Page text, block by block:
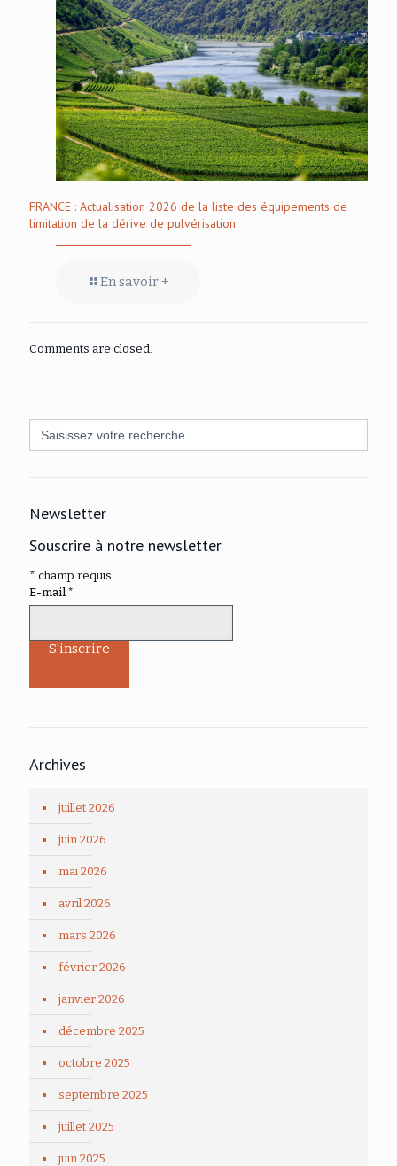
FRANCE : Actualisation 2026 de la liste des équipements de
limitation de la dérive de pulvérisation
En savoir +
Comments are closed.
Search
for:
Newsletter
Souscrire à notre newsletter
* champ requis
E-mail *
Archives
juillet 2026
juin 2026
mai 2026
avril 2026
mars 2026
février 2026
janvier 2026
décembre 2025
octobre 2025
septembre 2025
juillet 2025
juin 2025